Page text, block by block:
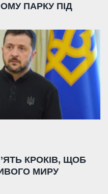
ПАРКУ ПІД
КРОКІВ, ЩОБ
МИРУ